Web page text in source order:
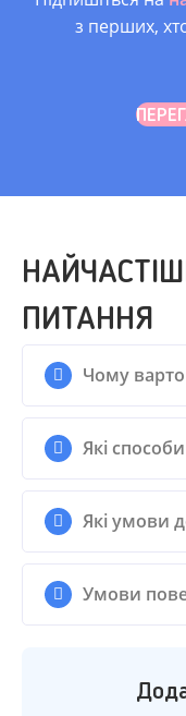
років, Від 3
1-3 років, Від 2
з перших,
ПИТАННЯ
Чому
Які
Які умови
Умови